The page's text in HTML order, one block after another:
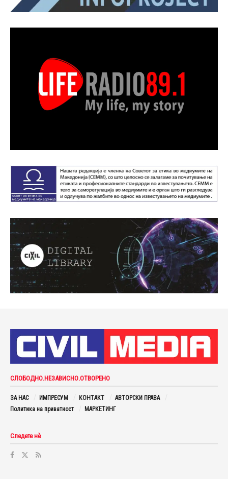
СЛОБОДНО.НЕЗАВИСНО.ОТВОРЕНО
ЗА НАС ИМПРЕСУМ КОНТАКТ
АВТОРСКИ ПРАВА
Политика на приватност
МАРКЕТИНГ
Следете нè